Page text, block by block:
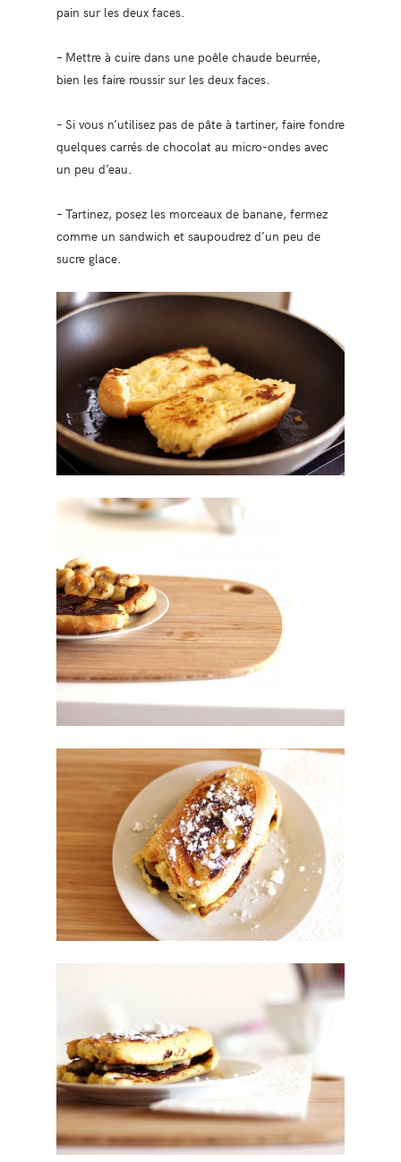
pain sur les deux faces.
– Mettre à cuire dans une poêle chaude beurrée,
bien les faire roussir sur les deux faces.
– Si vous n’utilisez pas de pâte à tartiner, faire fondre
quelques carrés de chocolat au micro-ondes avec
un peu d’eau.
– Tartinez, posez les morceaux de banane, fermez
comme un sandwich et saupoudrez d’un peu de
sucre glace.